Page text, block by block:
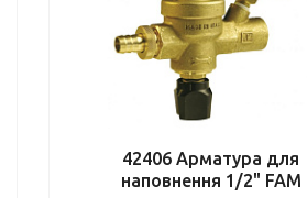
42406 Арматура для
наповнення 1/2" FAM